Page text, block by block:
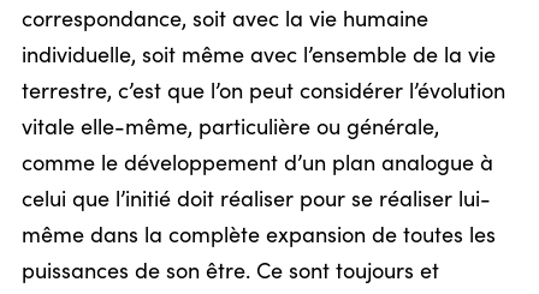
correspondance, soit avec la vie humaine
individuelle, soit même avec l’ensemble de la vie
terrestre, c’est que l’on peut considérer l’évolution
vitale elle-même, particulière ou générale,
comme le développement d’un plan analogue à
celui que l’initié doit réaliser pour se réaliser lui-
même dans la complète expansion de toutes les
puissances de son être. Ce sont toujours et